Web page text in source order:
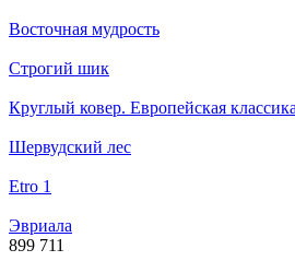
Восточная мудрость
Строгий шик
Круглый ковер. Европейская
Шервудский лес
Etro 1
Эвриала
899 711